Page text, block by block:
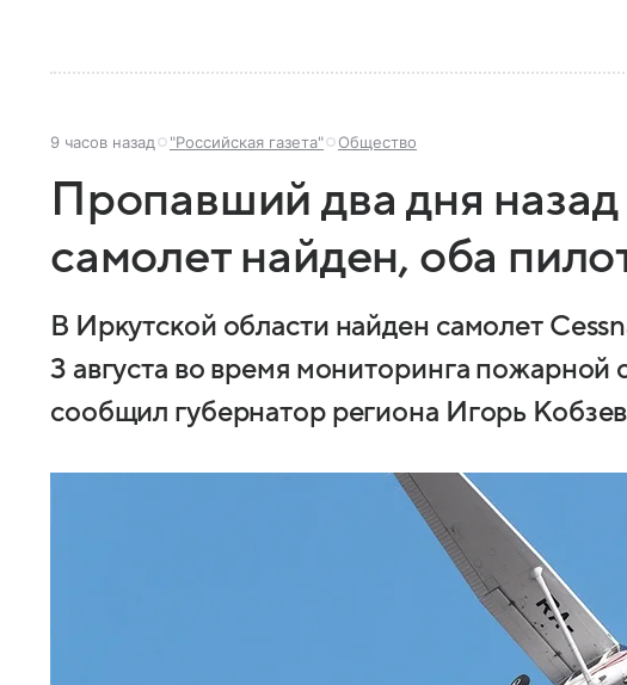
9 часов назад "Российская газета" Общество
Пропавший два дня
самолет найден, оба
В Иркутской области найден самолет
3 августа во время мониторинга пожарной
сообщил губернатор региона Игорь